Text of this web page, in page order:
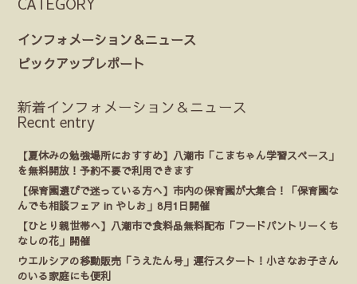
インフォメーション＆ニュース
ピックアップレポート
新着インフォメーション＆ニュース
Recnt entry
【夏休みの勉強場所におすすめ】八潮市「こまちゃん学習スペース」
を無料開放！予約不要で利用できます
【保育園選びで迷っている方へ】市内の保育園が大集合！「保育園な
んでも相談フェア in やしお」8月1日開催
【ひとり親世帯へ】八潮市で食料品無料配布「フードパントリーくち
なしの花」開催
ウエルシアの移動販売「うえたん号」運行スタート！小さなお子さん
のいる家庭にも便利